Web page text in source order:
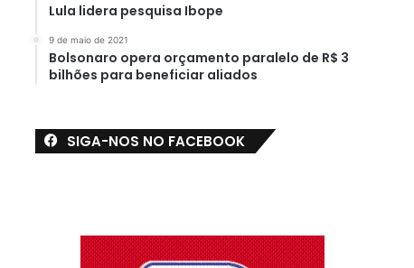
Lula lidera pesquisa Ibope
9 de maio de 2021
Bolsonaro opera orçamento paralelo de R$ 3
bilhões para beneficiar aliados
SIGA-NOS NO FACEBOOK